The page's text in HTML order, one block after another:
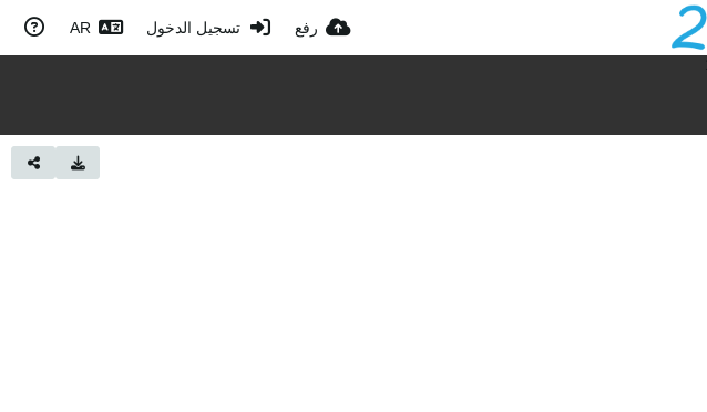
رفع تسجيل الدخول AR